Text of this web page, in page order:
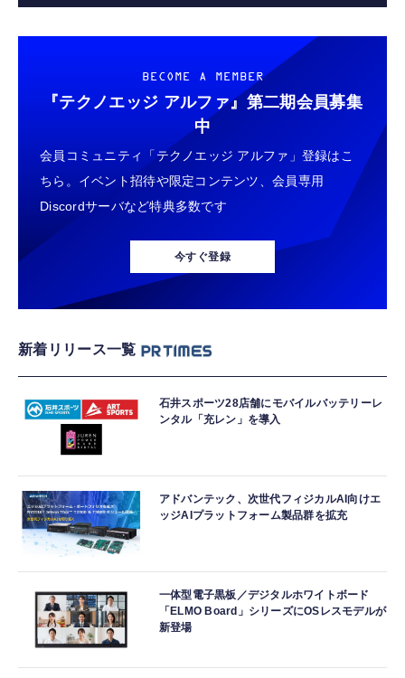
BECOME A MEMBER
『テクノエッジ アルファ』 第二期会員募集
中
会員コミュニティ「テクノエッジ アルファ」登録はこ
ちら。イベント招待や限定コンテンツ、会員専用
Discordサーバなど特典多数です
今すぐ登録
新着リリース一覧
石井スポーツ28店舗にモバイルバッテリーレ
ンタル「充レン」を導入
アドバンテック、次世代フィジカルAI向けエ
ッジAIプラットフォーム製品群を拡充
一体型電子黒板／デジタルホワイトボード
「ELMO Board」シリーズにOSレスモデルが
新登場